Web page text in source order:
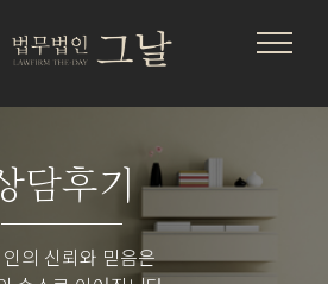
담후기
의 신뢰와 믿음은